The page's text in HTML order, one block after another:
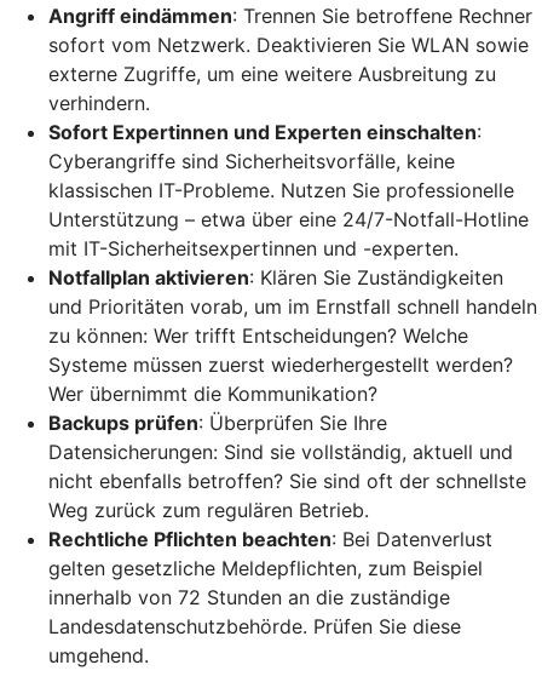
Angriff eindämmen: Trennen Sie betroffene Rechner
sofort vom Netzwerk. Deaktivieren Sie WLAN sowie
externe Zugriffe, um eine weitere Ausbreitung zu
verhindern.
Sofort Expertinnen und Experten einschalten:
Cyberangriffe sind Sicherheitsvorfälle, keine
klassischen IT-Probleme. Nutzen Sie professionelle
Unterstützung – etwa über eine 24/7-Notfall-Hotline
mit IT-Sicherheitsexpertinnen und -experten.
Notfallplan aktivieren: Klären Sie Zuständigkeiten
und Prioritäten vorab, um im Ernstfall schnell handeln
zu können: Wer trifft Entscheidungen? Welche
Systeme müssen zuerst wiederhergestellt werden?
Wer übernimmt die Kommunikation?
Backups prüfen: Überprüfen Sie Ihre
Datensicherungen: Sind sie vollständig, aktuell und
nicht ebenfalls betroffen? Sie sind oft der schnellste
Weg zurück zum regulären Betrieb.
Rechtliche Pflichten beachten: Bei Datenverlust
gelten gesetzliche Meldepflichten, zum Beispiel
innerhalb von 72 Stunden an die zuständige
Landesdatenschutzbehörde. Prüfen Sie diese
umgehend.